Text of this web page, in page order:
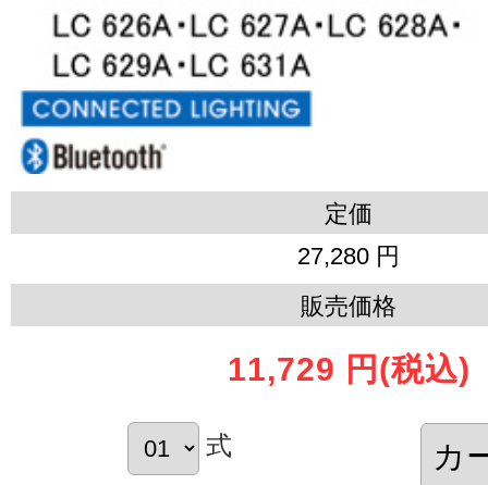
定価
27,280 円
販売価格
11,729 円 (税込)
式